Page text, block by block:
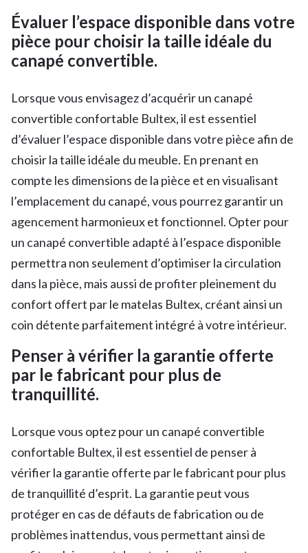
Évaluer l’espace disponible dans votre
pièce pour choisir la taille idéale du
canapé convertible.
Lorsque vous envisagez d’acquérir un canapé
convertible confortable Bultex, il est essentiel
d’évaluer l’espace disponible dans votre pièce afin de
choisir la taille idéale du meuble. En prenant en
compte les dimensions de la pièce et en visualisant
l’emplacement du canapé, vous pourrez garantir un
agencement harmonieux et fonctionnel. Opter pour
un canapé convertible adapté à l’espace disponible
permettra non seulement d’optimiser la circulation
dans la pièce, mais aussi de profiter pleinement du
confort offert par le matelas Bultex, créant ainsi un
coin détente parfaitement intégré à votre intérieur.
Penser à vérifier la garantie offerte
par le fabricant pour plus de
tranquillité.
Lorsque vous optez pour un canapé convertible
confortable Bultex, il est essentiel de penser à
vérifier la garantie offerte par le fabricant pour plus
de tranquillité d’esprit. La garantie peut vous
protéger en cas de défauts de fabrication ou de
problèmes inattendus, vous permettant ainsi de